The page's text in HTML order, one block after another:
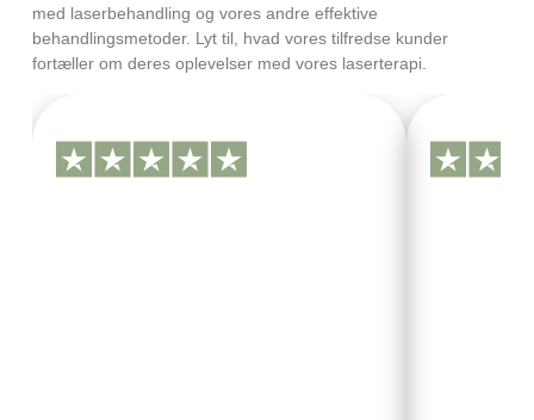
med laserbehandling og vores andre effektive
behandlingsmetoder. Lyt til, hvad vores tilfredse kunder
fortæller om deres oplevelser med vores laserterapi.